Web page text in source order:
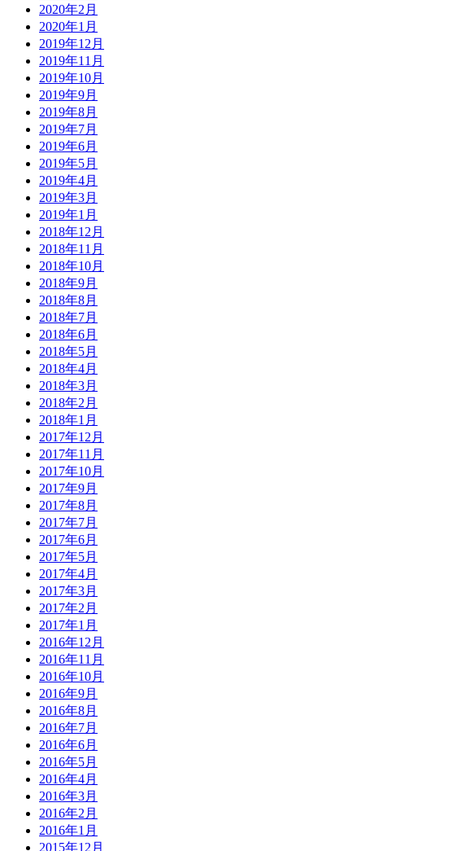
2020年2月
2020年1月
2019年12月
2019年11月
2019年10月
2019年9月
2019年8月
2019年7月
2019年6月
2019年5月
2019年4月
2019年3月
2019年1月
2018年12月
2018年11月
2018年10月
2018年9月
2018年8月
2018年7月
2018年6月
2018年5月
2018年4月
2018年3月
2018年2月
2018年1月
2017年12月
2017年11月
2017年10月
2017年9月
2017年8月
2017年7月
2017年6月
2017年5月
2017年4月
2017年3月
2017年2月
2017年1月
2016年12月
2016年11月
2016年10月
2016年9月
2016年8月
2016年7月
2016年6月
2016年5月
2016年4月
2016年3月
2016年2月
2016年1月
2015年12月